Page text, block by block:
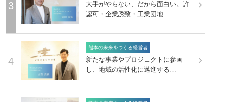
3
大手がやらない、だから面白い。許
認可・企業誘致・工業団地…
4
熊本の未来をつくる経営者
新たな事業やプロジェクトに参画
し、地域の活性化に邁進する…